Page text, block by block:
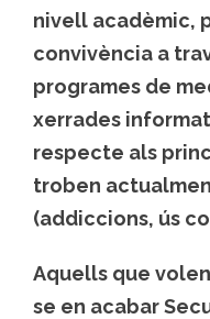
nivell acadèmic,
convivència a
programes de
xerrades
respecte als
troben
(addiccions, ús
Aquells que
se en acabar